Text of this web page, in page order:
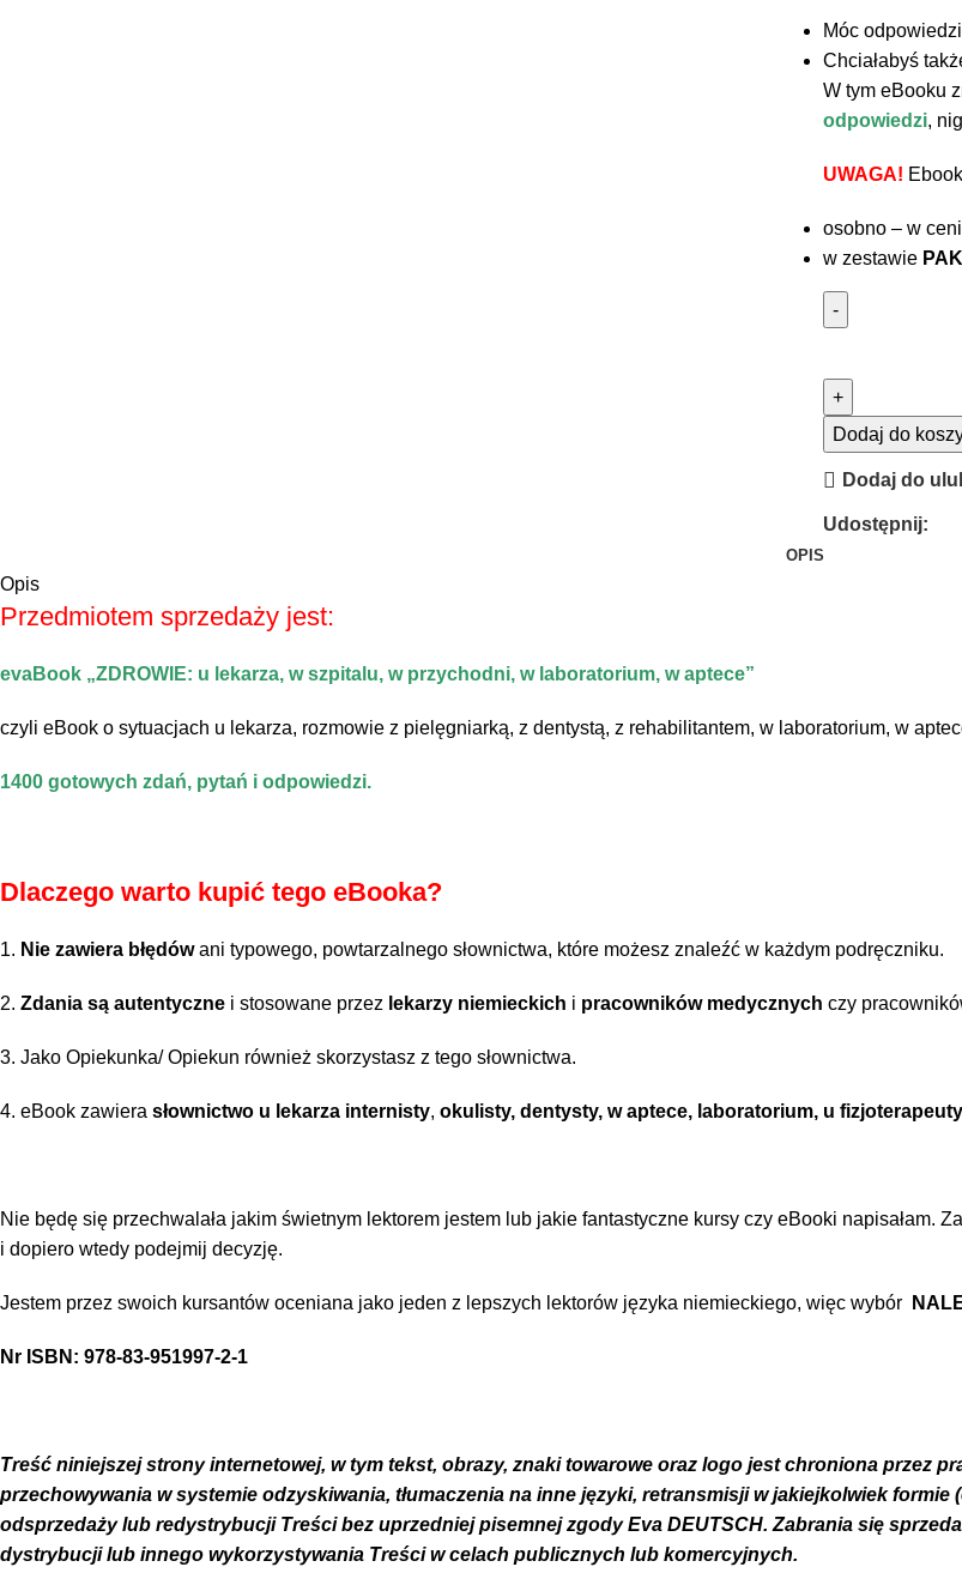
Móc
Chciałabyś
W tym eBooku
odpowiedzi,
UWAGA!
osobno – w
w zestawie
Dodaj do
Dodaj do
Udostępnij:
OPIS
Opis
Przedmiotem sprzedaży jest:
evaBook „ZDROWIE: u lekarza, w szpitalu, w przychodni, w laboratorium, w aptece”
czyli eBook o sytuacjach u lekarza, rozmowie z pielęgniarką, z dentystą, z rehabilitantem, w laboratorium, w
1400 gotowych zdań, pytań i odpowiedzi.
Dlaczego warto kupić tego eBooka?
1. Nie zawiera błędówani typowego, powtarzalnego słownictwa, które możesz znaleźć w każdym podręczniku.
2. Zdania są autentyczne i stosowane przez lekarzy niemieckich i pracowników medycznych czy
3. Jako Opiekunka/ Opiekun również skorzystasz z tego słownictwa.
4. eBook zawiera słownictwo u lekarza internisty, okulisty, dentysty, w aptece, laboratorium, u
Nie będę się przechwalała jakim świetnym lektorem jestem lub jakie fantastyczne kursy czy eBooki napisałam.
i dopiero wtedy podejmij decyzję.
Jestem przez swoich kursantów oceniana jako jeden z lepszych lektorów języka niemieckiego, więc wybór
Nr ISBN: 978-83-951997-2-1
Treść niniejszej strony internetowej, w tym tekst, obrazy, znaki towarowe oraz logo jest chroniona przez
przechowywania w systemie odzyskiwania, tłumaczenia na inne języki, retransmisji w jakiejkolwiek
odsprzedaży lub redystrybucji Treści bez uprzedniej pisemnej zgody Eva DEUTSCH. Zabrania się
dystrybucji lub innego wykorzystywania Treści w celach publicznych lub komercyjnych.